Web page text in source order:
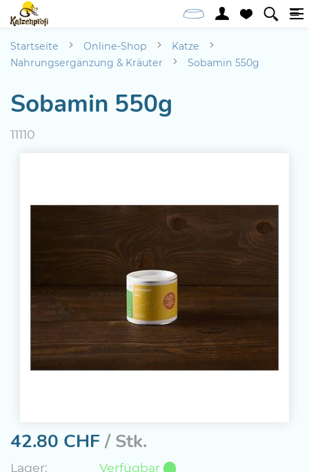
Startseite Online-Shop
Katze
Nahrungsergänzung & Kräuter
Sobamin 550g
Sobamin 550g
11110
42.80 CHF/ Stk.
Lager: Verfügbar